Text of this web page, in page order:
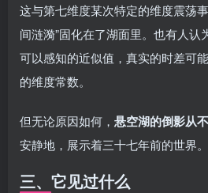
这与第七维度某次特定的维度震荡
间涟漪”固化在了湖面里。也有人认
可以感知的近似值，真实的时差可
的维度常数。
但无论原因如何， 悬空湖的倒影从
安静地，展示着三十七年前的世界。
三、它见过什么